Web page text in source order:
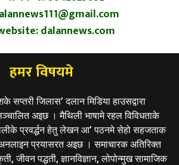
dalannews.com
हमर विषयमे
जिलास’ दलान मिडिया हाउसद्वारा
अइछ । मैथिली भाषामे रहल विविधताके
प्रवर्द्धन हेतु लेखन आ’ पठनमे सेहो सहजताक
प्रयासरत अइछ । समाचारक अतिरिक्त
जीवन पद्धती, ज्ञानविज्ञान, लोपोन्मुख सामाजिक